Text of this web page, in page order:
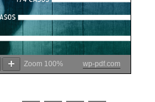
Zoom 100% wp-pdf.com